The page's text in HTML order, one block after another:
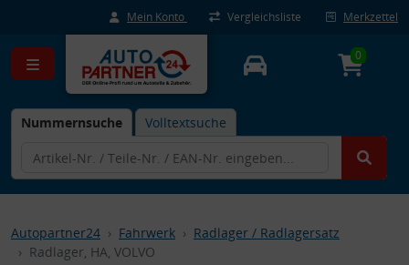
Mein Konto Vergleichsliste Merkzettel
Nummernsuche Volltextsuche
0
Autopartner24 Fahrwerk
Radlager / Radlagersatz
Radlager, HA, VOLVO